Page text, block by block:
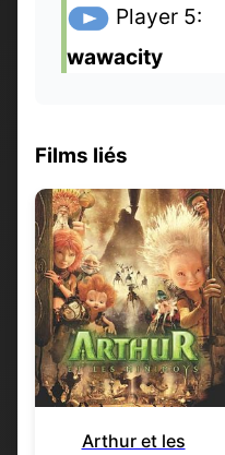
Player 5:
wawacity
Films liés
Arthur et les